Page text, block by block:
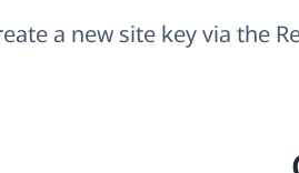
a new site key via the